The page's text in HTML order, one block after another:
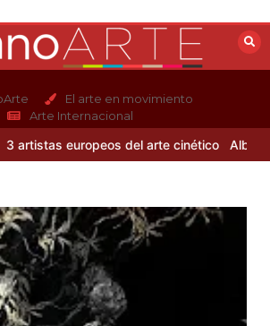
El arte en movimiento
Arte Internacional
europeos del arte cinético Albert